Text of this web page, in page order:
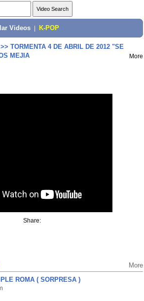
Videos K-POP
TORMENTA 4 DE ABRIL DE 2012 "SE
MEJIA
More
Share:
More
ROMA ( SORPRESA )